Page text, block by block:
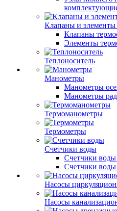
Клапаны и элементы
Клапаны
Элементы
Теплоноситель
Манометры
Манометры
Манометры
Термоманометры
Термометры
Счетчики воды
Счетчики воды
Счетчики
Насосы
Насосы